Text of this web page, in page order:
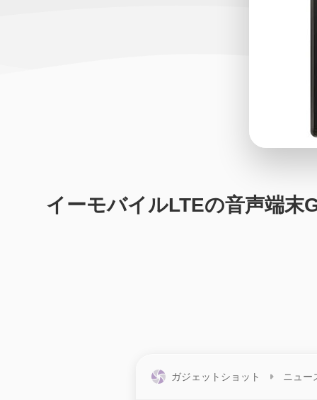
イーモバイルLTEの音声端末
ガジェットショット ニュー